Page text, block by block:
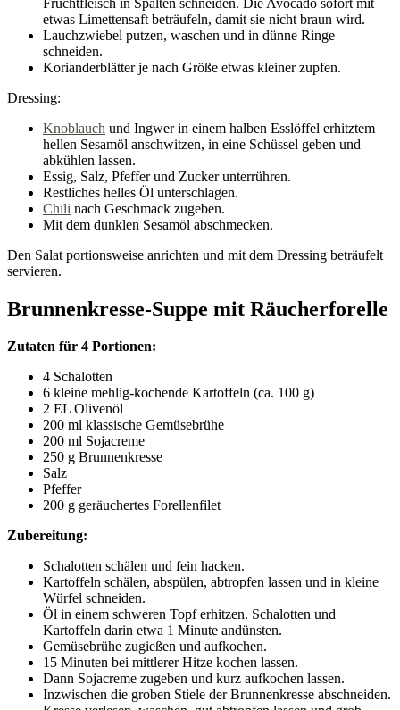
etwas Limettensaft beträufeln, damit sie nicht braun wird.
Lauchzwiebel putzen, waschen und in dünne Ringe
schneiden.
Korianderblätter je nach Größe etwas kleiner zupfen.
Dressing:
Knoblauch und Ingwer in einem halben Esslöffel erhitztem
hellen Sesamöl anschwitzen, in eine Schüssel geben und
abkühlen lassen.
Essig, Salz, Pfeffer und Zucker unterrühren.
Restliches helles Öl unterschlagen.
Chili nach Geschmack zugeben.
Mit dem dunklen Sesamöl abschmecken.
Den Salat portionsweise anrichten und mit dem Dressing beträufelt
servieren.
Brunnenkresse-Suppe mit Räucherforelle
Zutaten für 4 Portionen:
4 Schalotten
6 kleine mehlig-kochende Kartoffeln (ca. 100 g)
2 EL Olivenöl
200 ml klassische Gemüsebrühe
200 ml Sojacreme
250 g Brunnenkresse
Salz
Pfeffer
200 g geräuchertes Forellenfilet
Zubereitung:
Schalotten schälen und fein hacken.
Kartoffeln schälen, abspülen, abtropfen lassen und in kleine
Würfel schneiden.
Öl in einem schweren Topf erhitzen. Schalotten und
Kartoffeln darin etwa 1 Minute andünsten.
Gemüsebrühe zugießen und aufkochen.
15 Minuten bei mittlerer Hitze kochen lassen.
Dann Sojacreme zugeben und kurz aufkochen lassen.
Inzwischen die groben Stiele der Brunnenkresse abschneiden.